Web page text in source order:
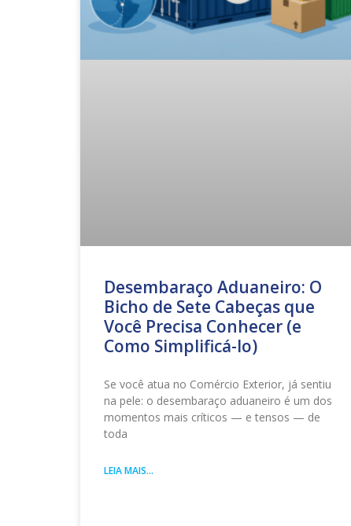
Desembaraço Aduaneiro: O
Bicho de Sete Cabeças que
Você Precisa Conhecer (e
Como Simplificá-lo)
Se você atua no Comércio Exterior, já sentiu
na pele: o desembaraço aduaneiro é um dos
momentos mais críticos — e tensos — de
toda
LEIA MAIS...